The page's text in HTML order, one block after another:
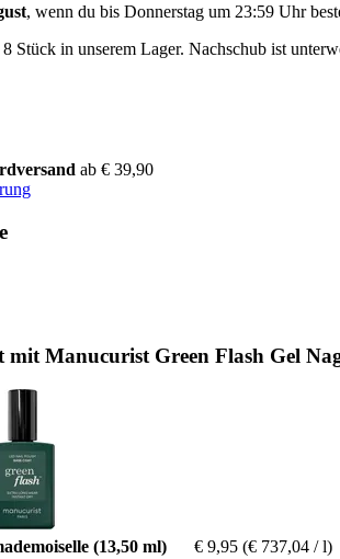
, wenn du bis Donnerstag um 23:59 Uhr
Stück in unserem Lager. Nachschub ist
ab € 39,90
Manucurist Green Flash Gel
(13,50 ml) € 9,95 (€ 737,04 / l)